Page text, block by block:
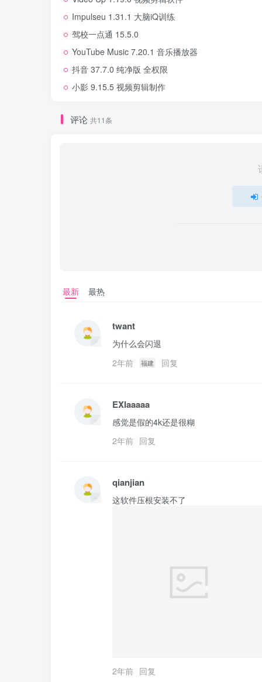
Impulseu 1.31.1 大脑iQ训练
驾校一点通 15.5.0
YouTube Music 7.20.1 音乐播放器
抖音 37.7.0 纯净版 全权限
小影 9.15.5 视频剪辑制作
评论 共11条
最新 最热
twant
为什么会闪退
2年前
福建 回复
EXIaaaaa
感觉是假的4k还是很糊
2年前 回复
qianjian
这软件压根安装不了
2年前 回复